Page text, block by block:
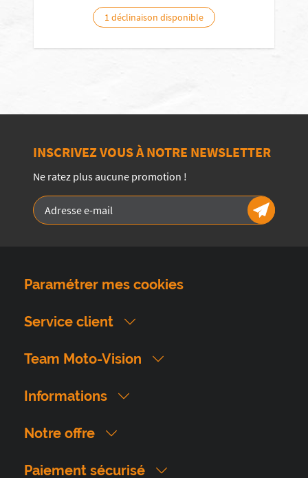
1 déclinaison disponible
INSCRIVEZ VOUS À NOTRE NEWSLETTER
Ne ratez plus aucune promotion !
Paramétrer mes cookies
Service client
Team Moto-Vision
Informations
Notre offre
Paiement sécurisé